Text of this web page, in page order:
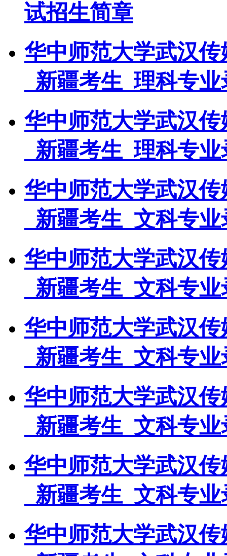
试招生简章
华中师范大学武汉
_新疆考生_理科专
华中师范大学武汉
_新疆考生_理科专
华中师范大学武汉
_新疆考生_文科专
华中师范大学武汉
_新疆考生_文科专
华中师范大学武汉
_新疆考生_文科专
华中师范大学武汉
_新疆考生_文科专
华中师范大学武汉
_新疆考生_文科专
华中师范大学武汉